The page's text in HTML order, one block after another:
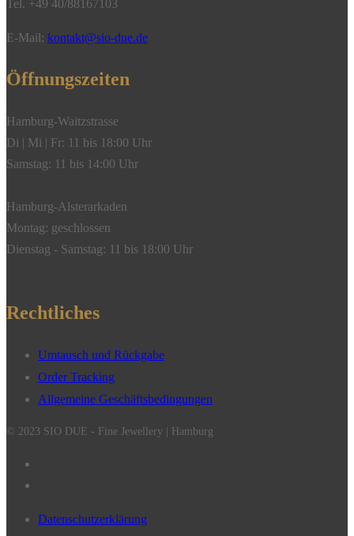
Tel. +49 40/88167103
E-Mail: kontakt@sio-due.de
Öffnungszeiten
Hamburg-Waitzstrasse
Di | Mi | Fr: 11 bis 18:00 Uhr
Samstag: 11 bis 14:00 Uhr
Hamburg-Alsterarkaden
Montag: geschlossen
Dienstag - Samstag: 11 bis 18:00 Uhr
Rechtliches
Umtausch und Rückgabe
Order Tracking
Allgemeine Geschäftsbedingungen
© 2023 SIO DUE - Fine Jewellery | Hamburg
Datenschutzerklärung